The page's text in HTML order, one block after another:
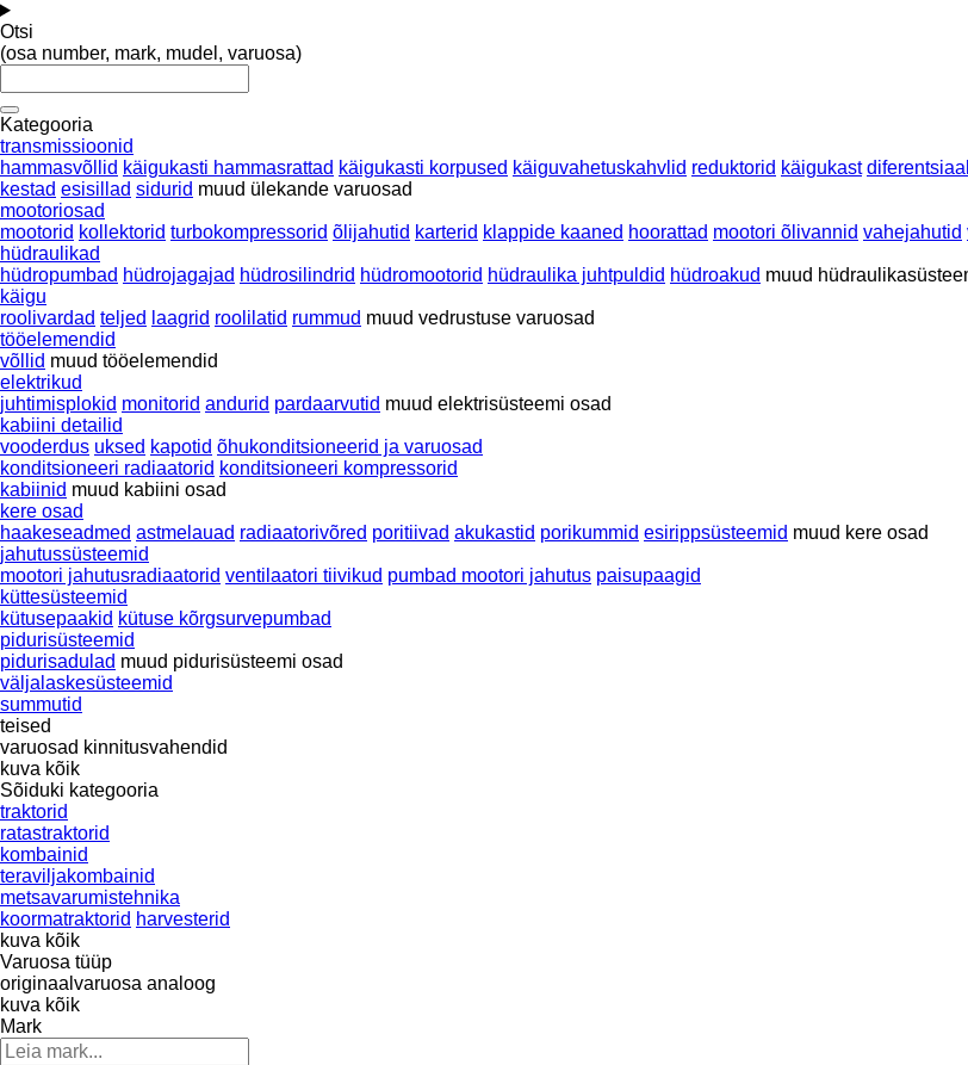
Otsi
(osa number, mark, mudel, varuosa)
Kategooria
transmissioonid
hammasvõllid käigukasti hammasrattad käigukasti korpused käiguvahetuskahvlid reduktorid käigukast
kestad esisillad sidurid muud ülekande varuosad
mootoriosad
mootorid kollektorid turbokompressorid õlijahutid karterid klappide kaaned hoorattad mootori õlivannid vahejahutid
hüdraulikad
hüdropumbad hüdrojagajad hüdrosilindrid hüdromootorid hüdraulika juhtpuldid hüdroakud muud
käigu
roolivardad teljed laagrid roolilatid rummud muud vedrustuse varuosad
tööelemendid
võllid muud tööelemendid
elektrikud
juhtimisplokid monitorid andurid pardaarvutid muud elektrisüsteemi osad
kabiini detailid
vooderdus uksed kapotid õhukonditsioneerid ja varuosad
konditsioneeri radiaatorid konditsioneeri kompressorid
kabiinid muud kabiini osad
kere osad
haakeseadmed astmelauad radiaatorivõred poritiivad akukastid porikummid esirippsüsteemid muud kere osad
jahutussüsteemid
mootori jahutusradiaatorid ventilaatori tiivikud pumbad mootori jahutus paisupaagid
küttesüsteemid
kütusepaakid kütuse kõrgsurvepumbad
pidurisüsteemid
pidurisadulad muud pidurisüsteemi osad
väljalaskesüsteemid
summutid
teised
varuosad kinnitusvahendid
kuva kõik
Sõiduki kategooria
traktorid
ratastraktorid
kombainid
teraviljakombainid
metsavarumistehnika
koormatraktorid harvesterid
kuva kõik
Varuosa tüüp
originaalvaruosa analoog
kuva kõik
Mark